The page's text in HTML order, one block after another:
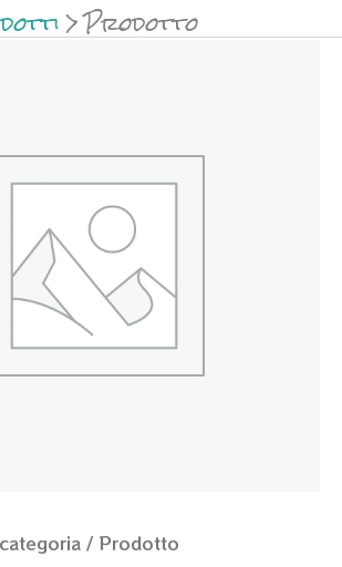
Prodotto
/ Prodotto